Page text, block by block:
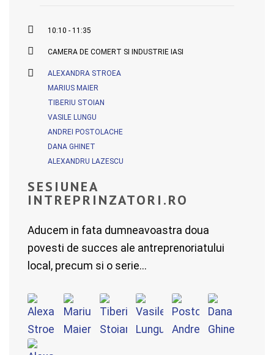
10:10 - 11:35
CAMERA DE COMERT SI INDUSTRIE IASI
ALEXANDRA STROEA
MARIUS MAIER
TIBERIU STOIAN
VASILE LUNGU
ANDREI POSTOLACHE
DANA GHINET
ALEXANDRU LAZESCU
SESIUNEA
INTREPRINZATORI.RO
Aducem in fata dumneavoastra doua
povesti de succes ale antreprenoriatului
local, precum si o serie...